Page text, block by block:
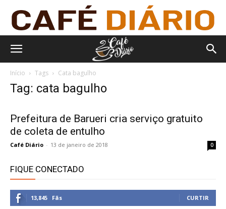
Início Tags Cata bagulho
Tag: cata bagulho
Prefeitura de Barueri cria serviço gratuito
de coleta de entulho
Café Diário - 13 de janeiro de 2018 0
FIQUE CONECTADO
13,845 Fãs CURTIR